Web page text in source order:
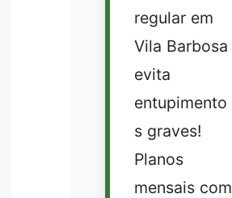
regular em
Vila Barbosa
evita
entupimento
s graves!
Planos
mensais com